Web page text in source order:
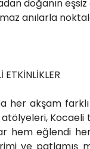
doğanın eşsiz
anılarla
her akşam
atölyeleri,
hem eğlendi
ve patlamış